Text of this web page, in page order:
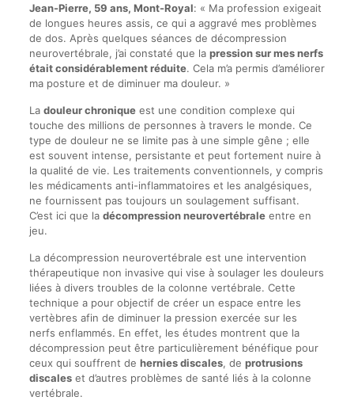
Jean-Pierre, 59 ans, Mont-Royal: « Ma profession exigeait
de longues heures assis, ce qui a aggravé mes problèmes
de dos. Après quelques séances de décompression
neurovertébrale, j’ai constaté que la pression sur mes nerfs
était considérablement réduite. Cela m’a permis d’améliorer
ma posture et de diminuer ma douleur. »
La douleur chroniqueest une condition complexe qui
touche des millions de personnes à travers le monde. Ce
type de douleur ne se limite pas à une simple gêne ; elle
est souvent intense, persistante et peut fortement nuire à
la qualité de vie. Les traitements conventionnels, y compris
les médicaments anti-inflammatoires et les analgésiques,
ne fournissent pas toujours un soulagement suffisant.
C’est ici que la décompression neurovertébraleentre en
jeu.
La décompression neurovertébrale est une intervention
thérapeutique non invasive qui vise à soulager les douleurs
liées à divers troubles de la colonne vertébrale. Cette
technique a pour objectif de créer un espace entre les
vertèbres afin de diminuer la pression exercée sur les
nerfs enflammés. En effet, les études montrent que la
décompression peut être particulièrement bénéfique pour
ceux qui souffrent de hernies discales, de protrusions
discaleset d’autres problèmes de santé liés à la colonne
vertébrale.